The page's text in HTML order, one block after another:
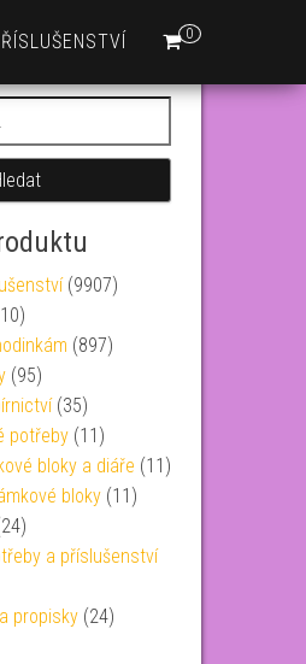
0
(9907)
(897)
(95)
(35)
potřeby (11)
bloky a diáře (11)
bloky (11)
a příslušenství
propisky (24)